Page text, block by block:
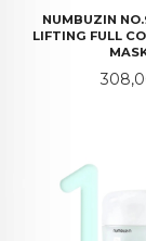
NUMBUZIN
LIFTING FULL
Pris